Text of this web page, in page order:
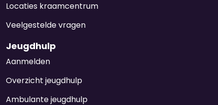
Locaties kraamcentrum
Veelgestelde vragen
Jeugdhulp
Aanmelden
Overzicht jeugdhulp
Ambulante jeugdhulp